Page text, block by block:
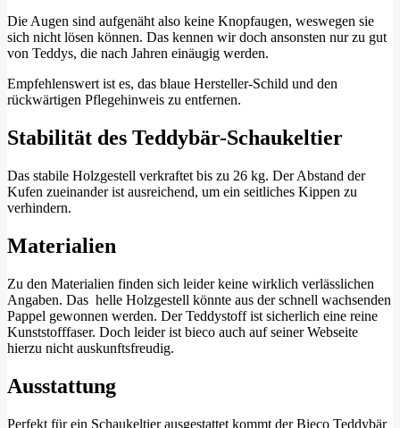
Die Augen sind aufgenäht also keine Knopfaugen, weswegen sie
sich nicht lösen können. Das kennen wir doch ansonsten nur zu gut
von Teddys, die nach Jahren einäugig werden.
Empfehlenswert ist es, das blaue Hersteller-Schild und den
rückwärtigen Pflegehinweis zu entfernen.
Stabilität des Teddybär-Schaukeltier
Das stabile Holzgestell verkraftet bis zu 26 kg. Der Abstand der
Kufen zueinander ist ausreichend, um ein seitliches Kippen zu
verhindern.
Materialien
Zu den Materialien finden sich leider keine wirklich verlässlichen
Angaben. Das helle Holzgestell könnte aus der schnell wachsenden
Pappel gewonnen werden. Der Teddystoff ist sicherlich eine reine
Kunststofffaser. Doch leider ist bieco auch auf seiner Webseite
hierzu nicht auskunftsfreudig.
Ausstattung
Perfekt für ein Schaukeltier ausgestattet kommt der Bieco Teddybär